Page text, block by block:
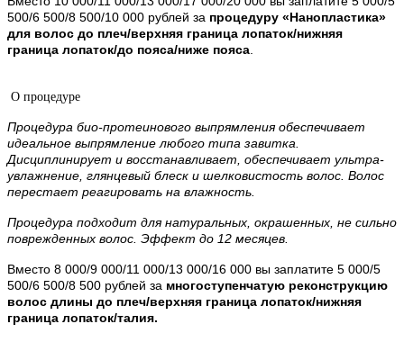
500/6 500/8 500/10 000 рублей за процедуру «Нанопластика»
для волос до плеч/верхняя граница лопаток/нижняя
граница лопаток/до пояса/ниже пояса
О процедуре
Процедура био-протеинового выпрямления обеспечивает
идеальное выпрямление любого типа завитка.
Дисциплинирует и восстанавливает, обеспечивает ультра-
увлажнение, глянцевый блеск и шелковистость волос. Волос
перестает реагировать на влажность.
Процедура подходит для натуральных, окрашенных, не сильно
поврежденных волос. Эффект до 12 месяцев.
Вместо 8 000/9 000/11 000/13 000/16 000 вы заплатите 5 000/5
500/6 500/8 500 рублей за многоступенчатую реконструкцию
волос длины до плеч/верхняя граница лопаток/нижняя
граница лопаток/талия.